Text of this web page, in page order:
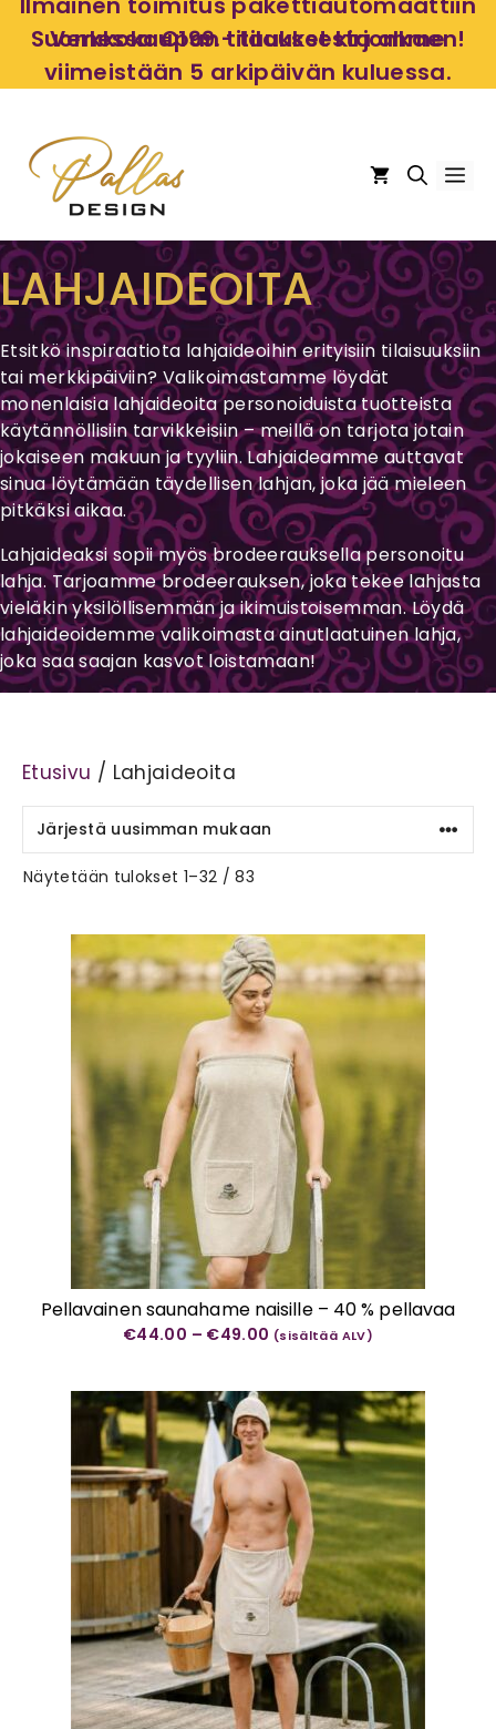
sisältöön
Suomessa €199.- tilauksesta alkaen!
Verkkokaupan tilaukset kirjomme
viimeistään 5 arkipäivän kuluessa.
LAHJAIDEOITA
Etsitkö inspiraatiota lahjaideoihin erityisiin tilaisuuksiin
tai merkkipäiviin? Valikoimastamme löydät
monenlaisia lahjaideoita personoiduista tuotteista
käytännöllisiin tarvikkeisiin – meillä on tarjota jotain
jokaiseen makuun ja tyyliin. Lahjaideamme auttavat
sinua löytämään täydellisen lahjan, joka jää mieleen
pitkäksi aikaa.
Lahjaideaksi sopii myös brodeerauksella personoitu
lahja. Tarjoamme brodeerauksen, joka tekee lahjasta
vieläkin yksilöllisemmän ja ikimuistoisemman. Löydä
lahjaideoidemme valikoimasta ainutlaatuinen lahja,
joka saa saajan kasvot loistamaan!
Etusivu / Lahjaideoita
Näytetään tulokset 1–32 / 83
Pellavainen saunahame naisille – 40 % pellavaa
€44.00 – €49.00 Hintaluokka:
€49.00
(sisältää ALV)